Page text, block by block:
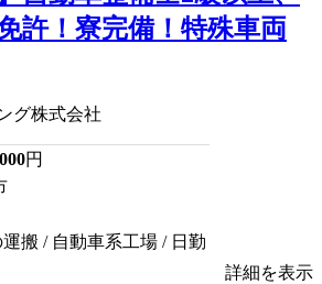
許！寮完備！特殊車両
グ株式会社
円
搬 / 自動車系工場 / 日勤
詳細を表示